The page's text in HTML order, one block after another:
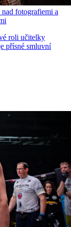
fotografiemi a
roli učitelky
přísné smluvní